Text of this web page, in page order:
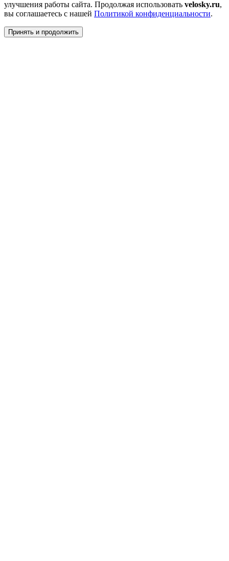
улучшения работы сайта. Продолжая использовать velosky.ru,
вы соглашаетесь с нашей Политикой конфиденциальности.
Принять и продолжить